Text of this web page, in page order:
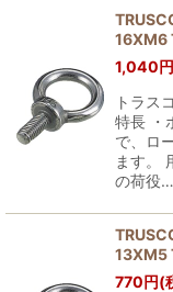
16XM6
1,040円
トラス
特長 ・
で、ロ
ます。
の荷役…
770円(